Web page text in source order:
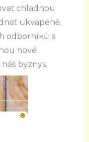
chladnou
ukvapeně,
odborníků a
nové
byznys.